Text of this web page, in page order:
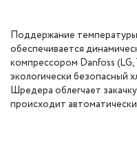
Поддержание
обеспечивается
компрессором Danfoss
экологически безопасный
Шредера облегчает
происходит